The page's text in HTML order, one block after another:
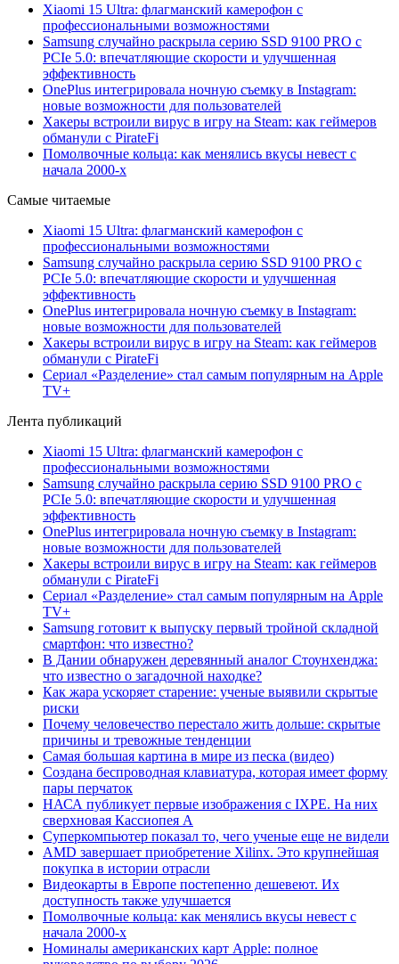
Xiaomi 15 Ultra: флагманский камерофон с
профессиональными возможностями
Samsung случайно раскрыла серию SSD 9100 PRO с
PCIe 5.0: впечатляющие скорости и улучшенная
эффективность
OnePlus интегрировала ночную съемку в Instagram:
новые возможности для пользователей
Хакеры встроили вирус в игру на Steam: как геймеров
обманули с PirateFi
Помолвочные кольца: как менялись вкусы невест с
начала 2000-х
Самые читаемые
Xiaomi 15 Ultra: флагманский камерофон с
профессиональными возможностями
Samsung случайно раскрыла серию SSD 9100 PRO с
PCIe 5.0: впечатляющие скорости и улучшенная
эффективность
OnePlus интегрировала ночную съемку в Instagram:
новые возможности для пользователей
Хакеры встроили вирус в игру на Steam: как геймеров
обманули с PirateFi
Сериал «Разделение» стал самым популярным на Apple
TV+
Лента публикаций
Xiaomi 15 Ultra: флагманский камерофон с
профессиональными возможностями
Samsung случайно раскрыла серию SSD 9100 PRO с
PCIe 5.0: впечатляющие скорости и улучшенная
эффективность
OnePlus интегрировала ночную съемку в Instagram:
новые возможности для пользователей
Хакеры встроили вирус в игру на Steam: как геймеров
обманули с PirateFi
Сериал «Разделение» стал самым популярным на Apple
TV+
Samsung готовит к выпуску первый тройной складной
смартфон: что известно?
В Дании обнаружен деревянный аналог Стоунхенджа:
что известно о загадочной находке?
Как жара ускоряет старение: ученые выявили скрытые
риски
Почему человечество перестало жить дольше: скрытые
причины и тревожные тенденции
Самая большая картина в мире из песка (видео)
Создана беспроводная клавиатура, которая имеет форму
пары перчаток
НАСА публикует первые изображения с IXPE. На них
сверхновая Кассиопея А
Суперкомпьютер показал то, чего ученые еще не видели
AMD завершает приобретение Xilinx. Это крупнейшая
покупка в истории отрасли
Видеокарты в Европе постепенно дешевеют. Их
доступность также улучшается
Помолвочные кольца: как менялись вкусы невест с
начала 2000-х
Номиналы американских карт Apple: полное